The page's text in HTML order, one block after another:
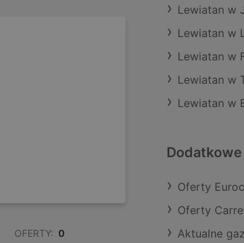
OFERTY: 0
Lewiatan w
Lewiatan w
Lewiatan w
Lewiatan w
Lewiatan w
Dodatkowe
Oferty
Oferty
Aktualne